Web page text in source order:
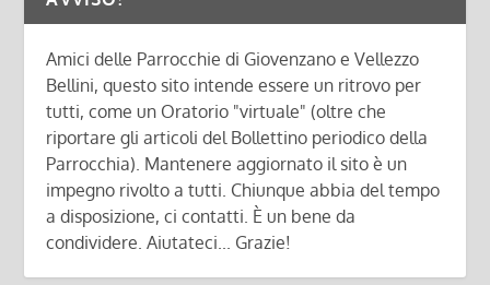
Amici delle Parrocchie di Giovenzano e Vellezzo
Bellini, questo sito intende essere un ritrovo per
tutti, come un Oratorio "virtuale" (oltre che
riportare gli articoli del Bollettino periodico della
Parrocchia). Mantenere aggiornato il sito è un
impegno rivolto a tutti. Chiunque abbia del tempo
a disposizione, ci contatti. È un bene da
condividere. Aiutateci... Grazie!